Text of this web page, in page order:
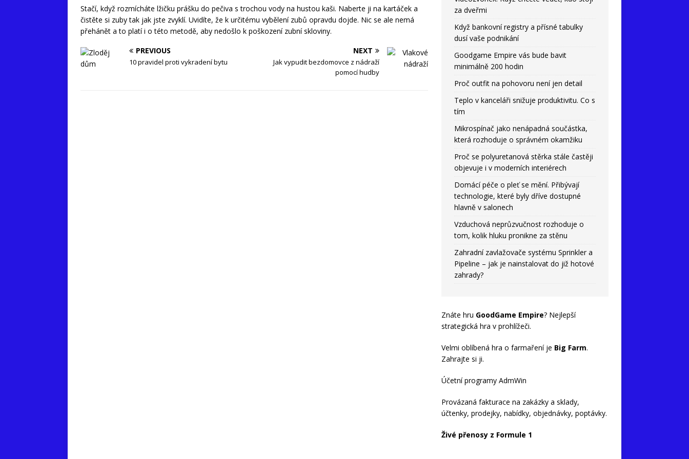
Stačí, když rozmícháte lžičku prášku do pečiva s trochou vody na hustou kaši. Naberte ji na kartáček a
čistěte si zuby tak jak jste zvyklí. Uvidíte, že k určitému vybělení zubů opravdu dojde. Nic se ale nemá
přehánět a to platí i o této metodě, aby nedošlo k poškození zubní skloviny.
PREVIOUS
10 pravidel proti vykradení bytu
NEXT
Jak vypudit bezdomovce z nádraží
pomocí hudby
za dveřmi
Když bankovní registry a přísné tabulky
dusí vaše podnikání
Goodgame Empire vás bude bavit
minimálně 200 hodin
Proč outfit na pohovoru není jen detail
Teplo v kanceláři snižuje produktivitu. Co s
tím
Mikrospínač jako nenápadná součástka,
která rozhoduje o správném okamžiku
Proč se polyuretanová stěrka stále častěji
objevuje i v moderních interiérech
Domácí péče o pleť se mění. Přibývají
technologie, které byly dříve dostupné
hlavně v salonech
Vzduchová neprůzvučnost rozhoduje o
tom, kolik hluku pronikne za stěnu
Zahradní zavlažovače systému Sprinkler a
Pipeline – jak je nainstalovat do již hotové
zahrady?
Znáte hru GoodGame Empire? Nejlepší
strategická hra v prohlížeči.
Velmi oblíbená hra o farmaření je Big Farm.
Zahrajte si ji.
Účetní programy AdmWin
Provázaná fakturace na zakázky a sklady,
účtenky, prodejky, nabídky, objednávky, poptávky.
Živé přenosy z Formule 1